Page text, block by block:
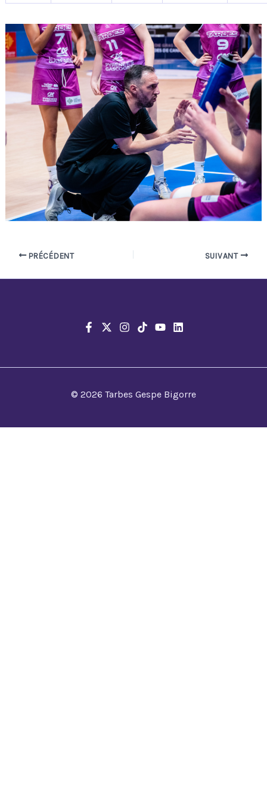
PRÉCÉDENT SUIVANT
© 2026 Tarbes Gespe Bigorre